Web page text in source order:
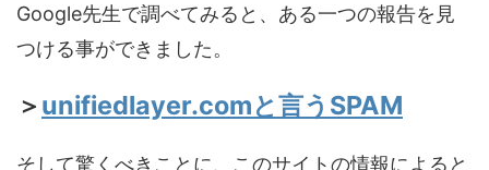
Google先生で調べてみると、ある一つの報告を見
つける事ができました。
＞ unifiedlayer.comと言うSPAM
そして驚くべきことに、このサイトの情報によると